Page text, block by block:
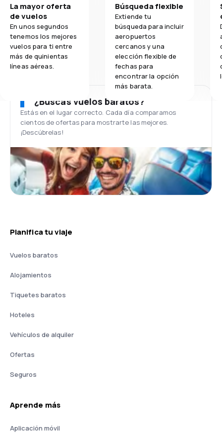
La mayor oferta
de vuelos
En unos segundos
tenemos los mejores
vuelos para ti entre
más de quinientas
líneas aéreas.
Búsqueda flexible
Extiende tu
búsqueda para incluir
aeropuertos
cercanos y una
elección flexible de
fechas para
encontrar la opción
más barata.
¿Buscas vuelos baratos?
Estás en el lugar correcto. Cada día comparamos
cientos de ofertas para mostrarte las mejores.
¡Descúbrelas!
Planifica tu viaje
Vuelos baratos
Alojamientos
Tiquetes baratos
Hoteles
Vehículos de alquiler
Ofertas
Seguros
Aprende más
Aplicación móvil